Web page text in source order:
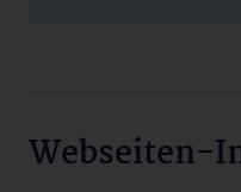
Webseiten-